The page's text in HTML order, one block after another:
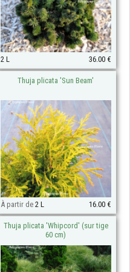
2 L 36.00 €
Thuja plicata 'Sun Beam'
À partir de2 L 16.00 €
Thuja plicata 'Whipcord' (sur tige
60 cm)